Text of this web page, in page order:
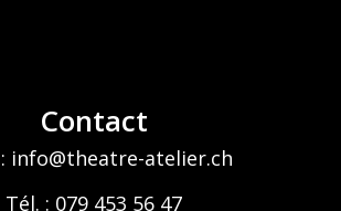
Contact
info@theatre-atelier.ch
Tél. : 079 453 56 47